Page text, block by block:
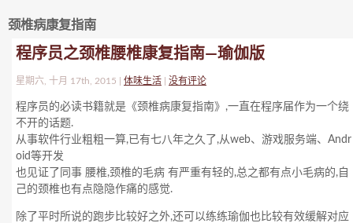
颈椎病康复指南
程序员之颈椎腰椎康复指南—瑜伽版
星期六, 十月 17th, 2015 | 体味生活 没有评论
程序员的必读书籍就是《颈椎病康复指南》,一直在程序届作为一个绕
不开的话题.
从事软件行业粗粗一算,已有七八年之久了,从web、游戏服务端、Andr
oid等开发
也见证了同事 腰椎,颈椎的毛病 有严重有轻的,总之都有点小毛病的,自
己的颈椎也有点隐隐作痛的感觉.
除了平时所说的跑步比较好之外,还可以练练瑜伽也比较有效缓解对应